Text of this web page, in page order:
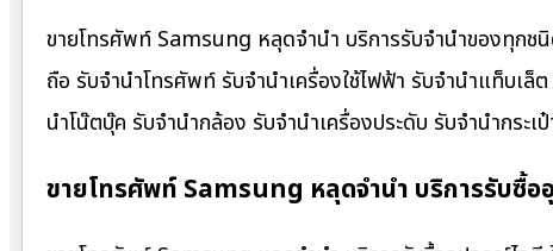
ขายโทรศัพท์ Samsung หลุดจำนำ บริการรับจำนำของทุกช
ถือ รับจำนำโทรศัพท์ รับจำนำเครื่องใช้ไฟฟ้า รับจำนำแท็บเล็
นำโน๊ตบุ๊ค รับจำนำกล้อง รับจำนำเครื่องประดับ รับจำนำกระ
ขายโทรศัพท์ Samsung หลุดจำนำ บริการรับซื้อ